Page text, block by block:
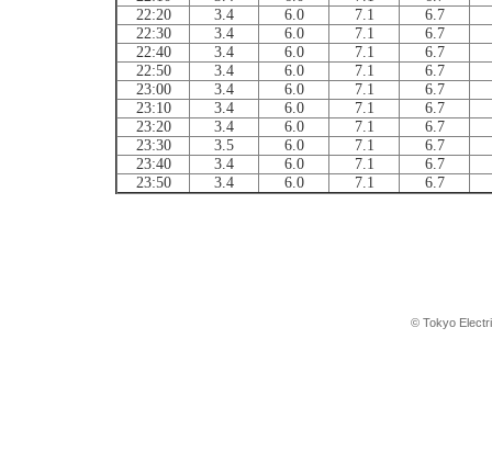
22:20
3.4 6.0 7.1
6.7
22:30
3.4 6.0 7.1
6.7
22:40
3.4 6.0 7.1
6.7
22:50
3.4 6.0 7.1
6.7
23:00
3.4 6.0 7.1
6.7
23:10
3.4 6.0 7.1
6.7
23:20
3.4 6.0 7.1
6.7
23:30
3.5 6.0 7.1
6.7
23:40
3.4 6.0 7.1
6.7
23:50
3.4 6.0 7.1 6.7
© Tokyo